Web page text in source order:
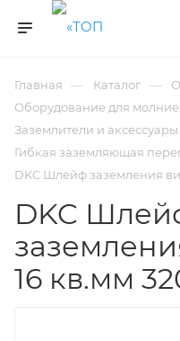
Главная — Каталог —
Оборудование для
Заземлители и аксессуары
Гибкая заземляющая
DKC Шлейф заземления
DKC
16 кв.мм